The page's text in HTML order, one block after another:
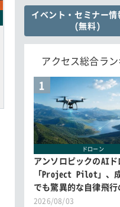
イベント・セミナー情
(無料)
アクセス総合ラ
1
ドローン
アンソロピックのAIド
「Project Pilot」、
でも驚異的な自律飛行
2026/08/03